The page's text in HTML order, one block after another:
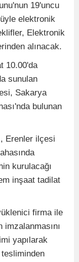
19'uncu
elektronik
Elektronik
alınacak.
10.00'da
sunulan
Sakarya
bulunan
Erenler ilçesi
kurulacağı
inşaat tadilat
firma ile
yapılarak